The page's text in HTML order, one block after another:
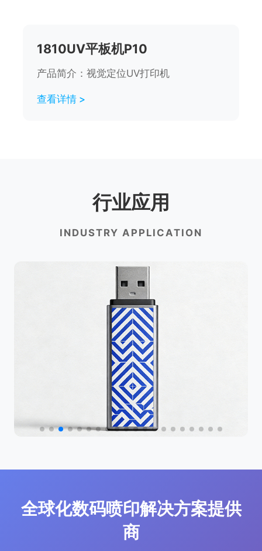
1810UV平板机P10
产品简介：视觉定位UV打印机
查看详情 >
行业应用
INDUSTRY APPLICATION
全球化数码喷印解决方案提供
商